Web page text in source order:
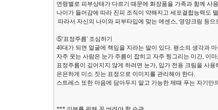
연령별로 피부상태가 다르기 때문에 화장품을 가족과 함께 사
나이가 들어감에 따라 진피 조직이 약해지고 세포결합능력도
따라서 자신의 나이와 피부타입에 맞는 에센스, 영양크림 등
⑤'표정주름' 조심하기
40대가 되면 얼굴에 책임을 지라는 말이 있다. 평소의 생각과
자주 웃는 사람은 눈가 주름이 잡히고 자주 찡그리는 미간, 이
표정주름이 깊어지지 않게 하려면 눈가, 입가 전용 크림을 사
은은하게 미소 짓는 표정으로 이미지를 관리해야 한다.
스트레스 또한 마음에 담아두지 말고 가능한 제때 푸는 자기만